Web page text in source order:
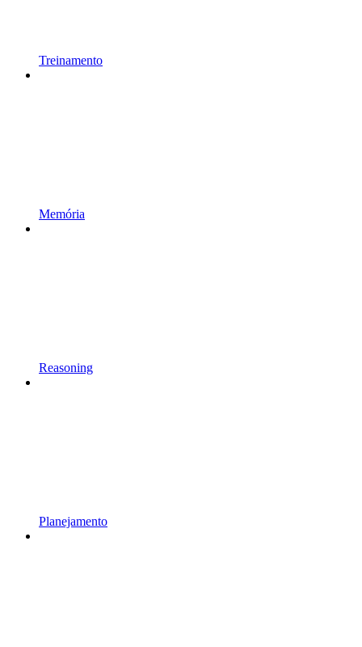
Treinamento
Memória
Reasoning
Planejamento